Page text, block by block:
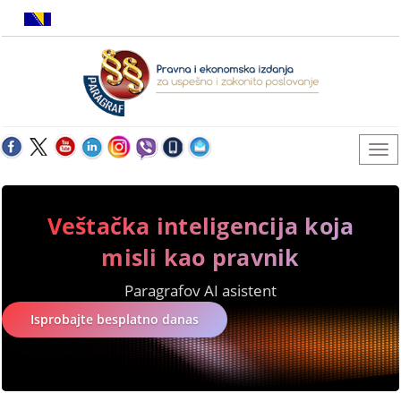
Veštačka inteligencija koja
misli kao pravnik
Paragrafov AI asistent
Isprobajte besplatno danas